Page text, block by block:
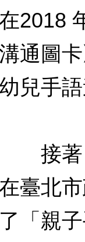
2018
通圖
兒手
接著，
臺北
了「親